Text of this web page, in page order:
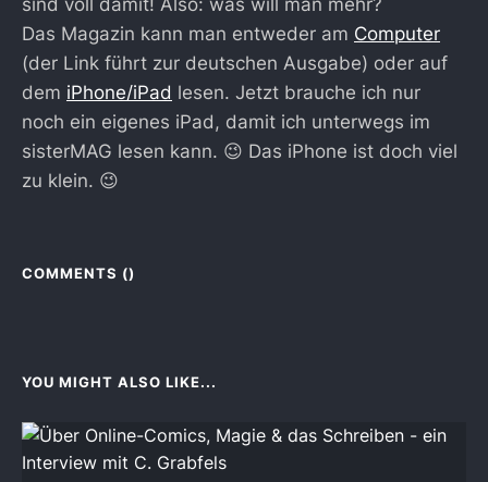
Das Magazin kann man entweder am Computer
(der Link führt zur deutschen Ausgabe) oder auf
dem iPhone/iPad lesen. Jetzt brauche ich nur
noch ein eigenes iPad, damit ich unterwegs im
sisterMAG lesen kann. 😉 Das iPhone ist doch viel
zu klein. 😉
COMMENTS ()
YOU MIGHT ALSO LIKE...